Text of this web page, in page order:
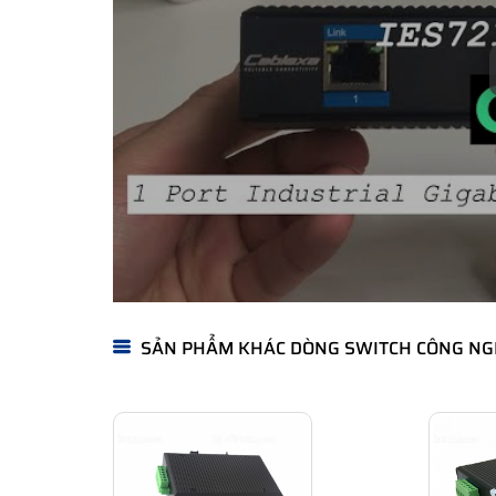
SẢN PHẨM KHÁC DÒNG SWITCH CÔNG